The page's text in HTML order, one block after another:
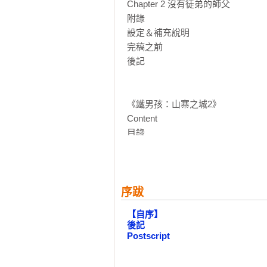
不要猶豫了，搭上巴士、繫好安全
當然不要忘記，
離開本車，後果自負！
Chapter 2 沒有徒弟的師父
附錄
設定＆補充說明
完稿之前
後記
《鐵男孩：山寨之城2》
Content
目錄
008 爺爺
084 打擂台
103 拜託
序跋
【自序】
後記
Postscript